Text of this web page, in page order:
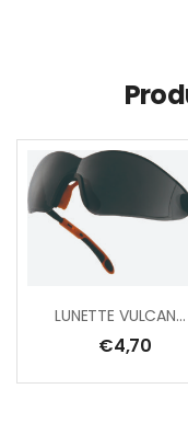
LUNETTE VULCANO2 FUME
€4,70